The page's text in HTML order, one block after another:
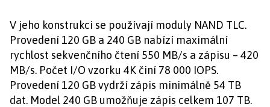
V jeho konstrukci se používají moduly NAND TLC.
Provedení 120 GB a 240 GB nabízí maximální
rychlost sekvenčního čtení 550 MB/s a zápisu – 420
MB/s. Počet I/O vzorku 4K činí 78 000 IOPS.
Provedení 120 GB vydrží zápis minimálně 54 TB
dat. Model 240 GB umožňuje zápis celkem 107 TB.